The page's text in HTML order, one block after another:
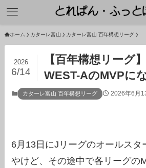
ホーム カターレ富山 カターレ富山 百年構想リーグ
【百年構想リーグ
WEST-AのMVPに
2026
6/14
カターレ富山 百年構想リーグ 2026年6月
6月13日にJリーグのオールスタ
やけど、その途中で各リーグの